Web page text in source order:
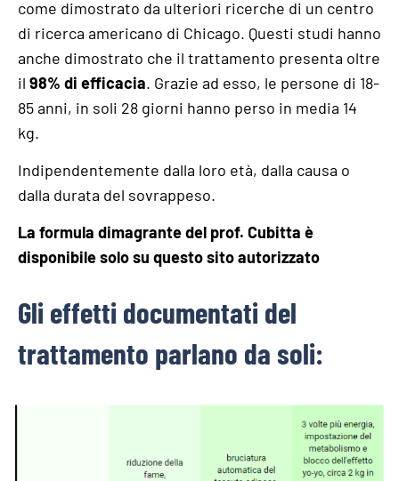
come dimostrato da ulteriori ricerche di un centro
di ricerca americano di Chicago. Questi studi hanno
anche dimostrato che il trattamento presenta oltre
il 98% di efficacia. Grazie ad esso, le persone di 18-
85 anni, in soli 28 giorni hanno perso in media 14
kg.
Indipendentemente dalla loro età, dalla causa o
dalla durata del sovrappeso.
La formula dimagrante del prof. Cubitta è
disponibile solo su questo sito autorizzato
Gli effetti documentati del
trattamento parlano da soli: